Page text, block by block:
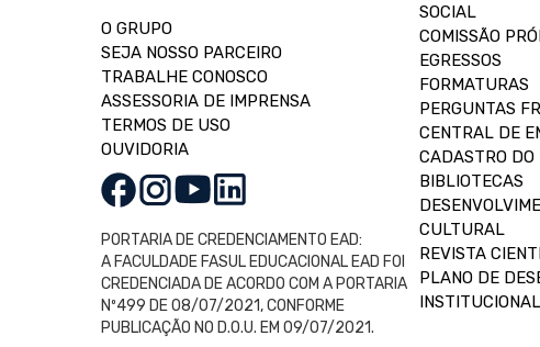
O GRUPO
SEJA NOSSO PARCEIRO
TRABALHE CONOSCO
ASSESSORIA DE IMPRENSA
TERMOS DE USO
OUVIDORIA
PORTARIA DE CREDENCIAMENTO EAD:
A FACULDADE FASUL EDUCACIONAL EAD FOI
CREDENCIADA DE ACORDO COM A PORTARIA
Nº499 DE 08/07/2021, CONFORME
PUBLICAÇÃO NO D.O.U. EM 09/07/2021.
SOCIAL
COMISSÃO
EGRESSOS
FORMATURAS
PERGUNTAS
CENTRAL DE
CADASTRO DO
BIBLIOTECAS
CULTURAL
REVISTA
PLANO DE